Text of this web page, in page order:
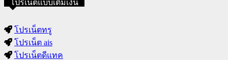
โปรเน็ตแบบเติมเงิน
โปรเน็ตทรู
โปรเน็ต ais
โปรเน็ตดีแทค